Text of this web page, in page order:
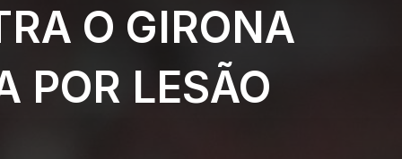
O GIRONA
POR LESÃO